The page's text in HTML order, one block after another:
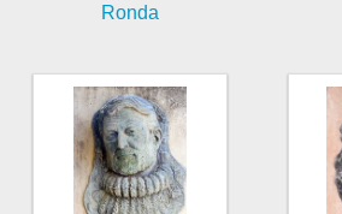
Ronda